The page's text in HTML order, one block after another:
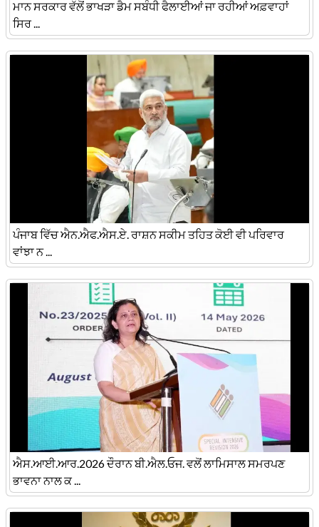
ਮਾਨ ਸਰਕਾਰ ਵੱਲੋਂ ਭਾਖੜਾ ਡੈਮ ਸਬੰਧੀ ਫੈਲਾਈਆਂ ਜਾ ਰਹੀਆਂ ਅਫ਼ਵਾਹਾਂ
ਸਿਰ ...
ਪੰਜਾਬ ਵਿੱਚ ਐਨ.ਐਫ.ਐਸ.ਏ. ਰਾਸ਼ਨ ਸਕੀਮ ਤਹਿਤ ਕੋਈ ਵੀ ਪਰਿਵਾਰ
ਵਾਂਝਾ ਨ ...
ਐਸ.ਆਈ.ਆਰ.2026 ਦੌਰਾਨ ਬੀ.ਐਲ.ਓਜ. ਵਲੋਂ ਲਾਮਿਸਾਲ ਸਮਰਪਣ
ਭਾਵਨਾ ਨਾਲ ਕ ...